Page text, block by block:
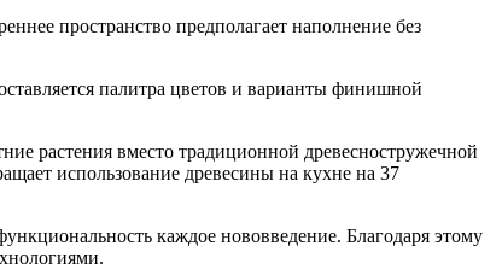
пространство предполагает наполнение без
палитра цветов и варианты финишной
растения вместо традиционной древесностружечной
использование древесины на кухне на 37
каждое нововведение. Благодаря этому